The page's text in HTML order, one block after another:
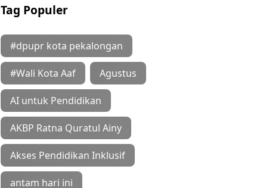
Tag Populer
#dpupr kota pekalongan
#Wali Kota Aaf Agustus
AI untuk Pendidikan
AKBP Ratna Quratul Ainy
Akses Pendidikan Inklusif
antam hari ini